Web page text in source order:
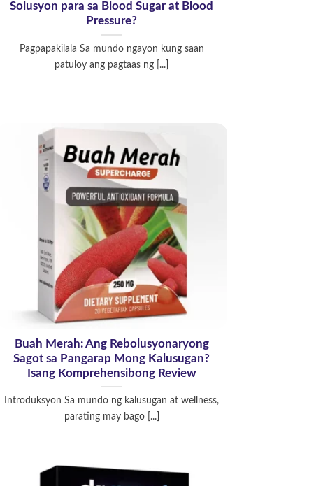
Solusyon para sa Blood Sugar at Blood
Pressure?
Pagpapakilala Sa mundo ngayon kung saan
patuloy ang pagtaas ng [...]
Buah Merah: Ang Rebolusyonaryong
Sagot sa Pangarap Mong Kalusugan?
Isang Komprehensibong Review
Introduksyon Sa mundo ng kalusugan at wellness,
parating may bago [...]